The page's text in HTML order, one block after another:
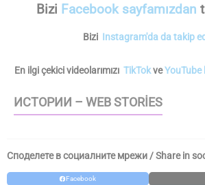
Bizi Facebook sayfamızdan
Bizi Instagram'da da takip
En ilgi çekici videolarımızı TikTokveYouTube
ИСТОРИИ – WEB STORIES
Споделете в социалните мрежи / Share in
Facebook